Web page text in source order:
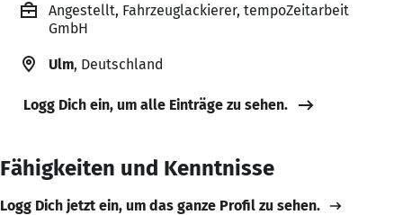
Angestellt, Fahrzeuglackierer, tempoZeitarbeit
GmbH
Ulm, Deutschland
Logg Dich ein, um alle Einträge zu sehen.
Fähigkeiten und Kenntnisse
Logg Dich jetzt ein, um das ganze Profil zu sehen.